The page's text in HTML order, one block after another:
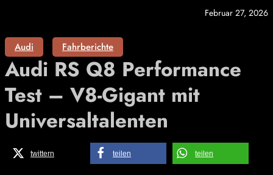
Februar 27, 2026
Audi Fahrberichte
Audi RS Q8 Performance
Test – V8-Gigant mit
Universaltalenten
twittern teilen teilen